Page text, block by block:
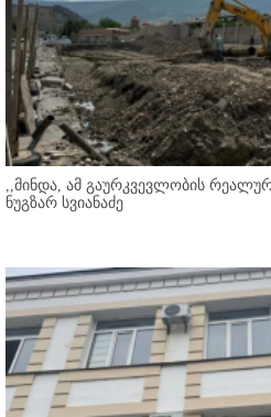
,,მინდა, ამ გაურკვევლობის
ნუგზარ სვიანაძე